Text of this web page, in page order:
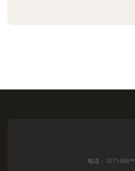
电话：1871698**